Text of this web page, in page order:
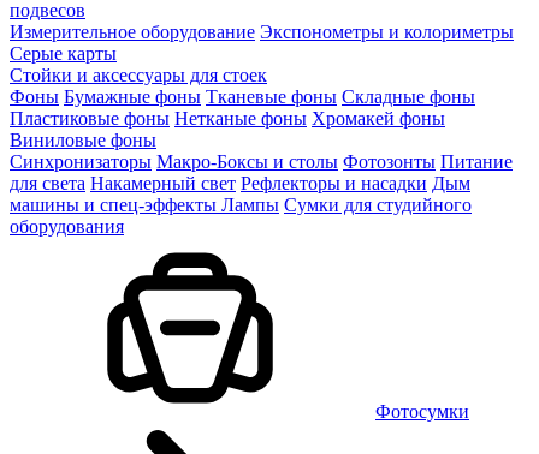
подвесов
Измерительное оборудование Экспонометры и колориметры
Серые карты
Стойки и аксессуары для стоек
Фоны Бумажные фоны Тканевые фоны Складные фоны
Пластиковые фоны Нетканые фоны Хромакей фоны
Виниловые фоны
Синхронизаторы Макро-Боксы и столы Фотозонты Питание
для света Накамерный свет Рефлекторы и насадки Дым
машины и спец-эффекты Лампы Сумки для студийного
оборудования
Фотосумки